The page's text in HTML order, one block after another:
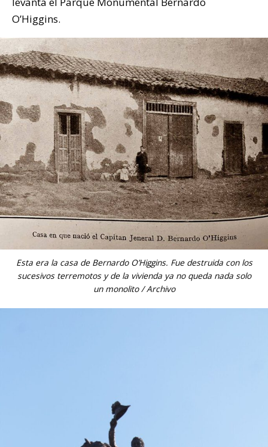
O’Higgins.
Esta era la casa de Bernardo O’Higgins. Fue destruida con los
sucesivos terremotos y de la vivienda ya no queda nada solo
un monolito / Archivo